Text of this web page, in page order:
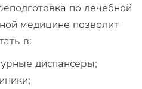
по лечебной
медицине позволит
в:
диспансеры;